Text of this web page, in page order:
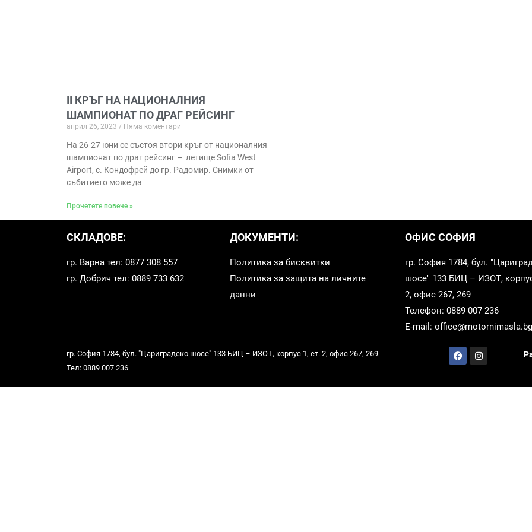
II КРЪГ НА НАЦИОНАЛНИЯ
ШАМПИОНАТ ПО ДРАГ РЕЙСИНГ
април 26, 2023 Няма коментари
На 26-27 юни се състоя втори кръг от националния
шампионат по драг рейсинг – летище Sofia West
Airport, с. Кондофрей до гр. Радомир. Снимки от
събитието може да
Прочетете повече »
СКЛАДОВЕ:
гр. Варна тел: 0877 308 557
гр. Добрич тел: 0889 733 632
ДОКУМЕНТИ:
Политика за бисквитки
Политика за защита на личните
данни
ОФИС СОФИЯ
гр. София 1784, бул.
шосе" 133 БИЦ – ИЗОТ,
2, офис 267, 269
Телефон: 0889 007 236
E-mail: office@motornimasla.bg
гр. София 1784, бул. "Цариградско шосе" 133 БИЦ – ИЗОТ, корпус 1, ет. 2, офис 267, 269
Тел: 0889 007 236